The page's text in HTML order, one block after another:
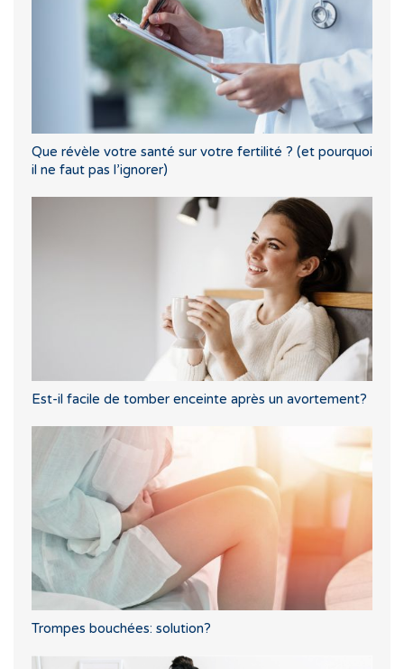
Que révèle votre santé sur votre fertilité ? (et pourquoi
il ne faut pas l’ignorer)
Est-il facile de tomber enceinte après un avortement?
Trompes bouchées: solution?